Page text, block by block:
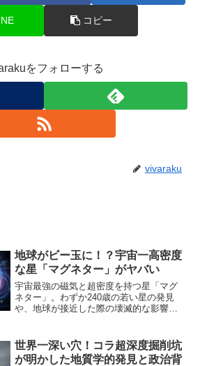
コピー
をフォローする
vivaraku
地球がビー玉に！？宇宙一高密度
な星「マグネター」がヤバい
宇宙最強の磁気と超密度を持つ星「マグ
ネター」。わずか240歳の若い星の発見
や、地球が接近した際の壊滅的な影響、
世界一深い穴！コラ超深度掘削坑
が明かした地質学的発見と政治背